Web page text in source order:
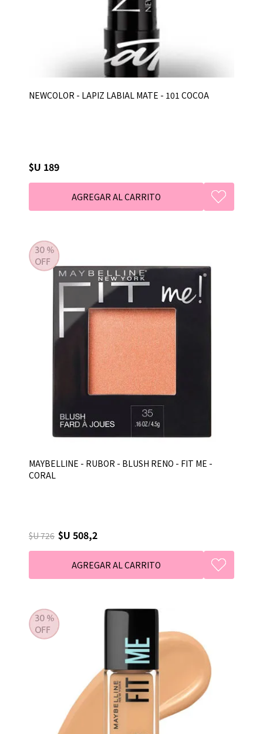
NEWCOLOR - LAPIZ LABIAL MATE - 101 COCOA
$U 189
MAYBELLINE - RUBOR - BLUSH RENO - FIT ME -
CORAL
$U 726 $U 508,2